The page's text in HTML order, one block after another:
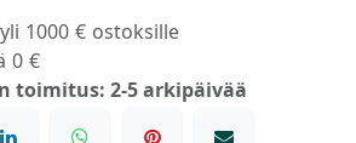
1000 € ostoksille
0 €
toimitus: 2-5 arkipäivää